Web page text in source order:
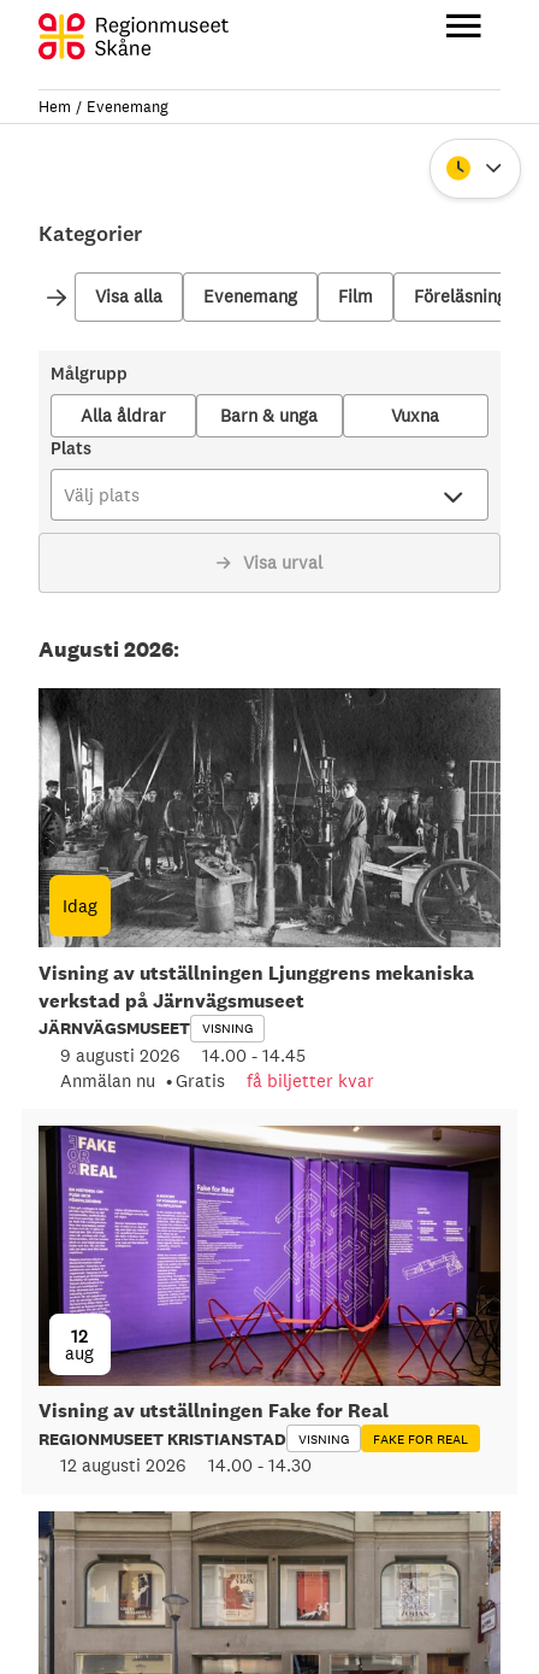
Hoppa
innehåll
Stäng
Hem Evenemang
Kategorier
Visa alla Evenemang Film Föreläsning
Målgrupp
Alla åldrar Barn & unga Vuxna
Plats
Välj plats
Visa urval
Augusti 2026:
Idag
Visning av utställningen Ljunggrens mekaniska
verkstad på Järnvägsmuseet
JÄRNVÄGSMUSEET VISNING
9 augusti 2026 14.00 -14.45
Anmälan nu
Gratis få biljetter kvar
12
aug
Visning av utställningen Fake for Real
REGIONMUSEET KRISTIANSTAD VISNING FAKE FOR REAL
12 augusti 2026 14.00 -14.30